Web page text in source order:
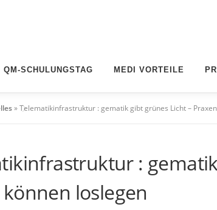
QM-SCHULUNGSTAG MEDI VORTEILE
»Telematikinfrastruktur : gematik gibt grünes Licht –
:
loslegen